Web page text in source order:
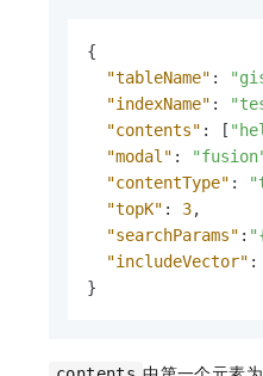
{
"tableName" :
"indexName" :
"contents" : [
"modal" :
"contentType" :
"topK" : 3,
"searchParams" :
"includeVector" :
}